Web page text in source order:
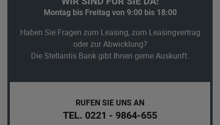
Montag bis Freitag von 9:00 bis 18:00
Haben Sie Fragen zum Leasing, zum Leasingvertrag
oder zur Abwicklung?
Die Stellantis Bank gibt Ihnen gerne Auskunft.
RUFEN SIE UNS AN
TEL. 0221 - 9864-655